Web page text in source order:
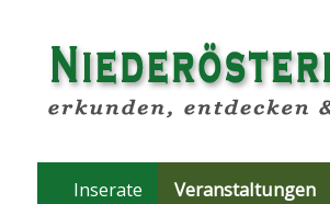
Inserate Veranstaltungen